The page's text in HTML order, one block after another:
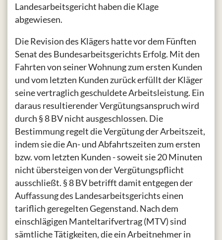
Landesarbeitsgericht haben die Klage
abgewiesen.
Die Revision des Klägers hatte vor dem Fünften
Senat des Bundesarbeitsgerichts Erfolg. Mit den
Fahrten von seiner Wohnung zum ersten Kunden
und vom letzten Kunden zurück erfüllt der Kläger
seine vertraglich geschuldete Arbeitsleistung. Ein
daraus resultierender Vergütungsanspruch wird
durch § 8 BV nicht ausgeschlossen. Die
Bestimmung regelt die Vergütung der Arbeitszeit,
indem sie die An- und Abfahrtszeiten zum ersten
bzw. vom letzten Kunden - soweit sie 20 Minuten
nicht übersteigen von der Vergütungspflicht
ausschließt. § 8 BV betrifft damit entgegen der
Auffassung des Landesarbeitsgerichts einen
tariflich geregelten Gegenstand. Nach dem
einschlägigen Manteltarifvertrag (MTV) sind
sämtliche Tätigkeiten, die ein Arbeitnehmer in